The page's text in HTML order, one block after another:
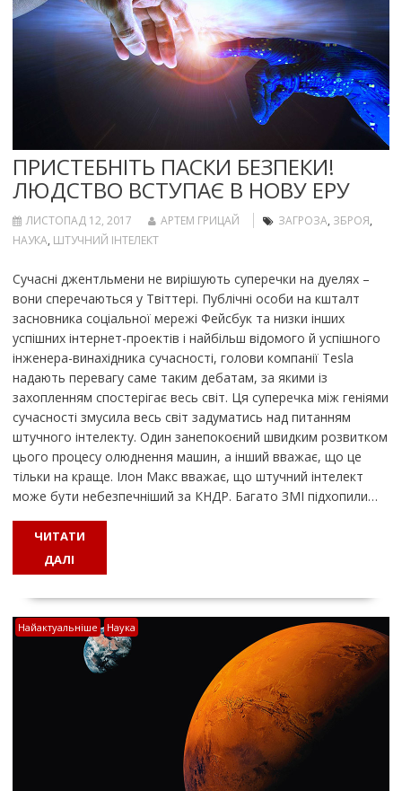
ПРИСТЕБНІТЬ ПАСКИ БЕЗПЕКИ!
ЛЮДСТВО ВСТУПАЄ В НОВУ ЕРУ
ЛИСТОПАД 12, 2017 АРТЕМ ГРИЦАЙ ЗАГРОЗА, ЗБРОЯ,
НАУКА, ШТУЧНИЙ ІНТЕЛЕКТ
Сучасні джентльмени не вирішують суперечки на дуелях –
вони сперечаються у Твіттері. Публічні особи на кшталт
засновника соціальної мережі Фейсбук та низки інших
успішних інтернет-проектів і найбільш відомого й успішного
інженера-винахідника сучасності, голови компанії Tesla
надають перевагу саме таким дебатам, за якими із
захопленням спостерігає весь світ. Ця суперечка між геніями
сучасності змусила весь світ задуматись над питанням
штучного інтелекту. Один занепокоєний швидким розвитком
цього процесу олюднення машин, а інший вважає, що це
тільки на краще. Ілон Макс вважає, що штучний інтелект
може бути небезпечніший за КНДР. Багато ЗМІ підхопили…
ЧИТАТИ
ДАЛІ
Найактуальніше Наука